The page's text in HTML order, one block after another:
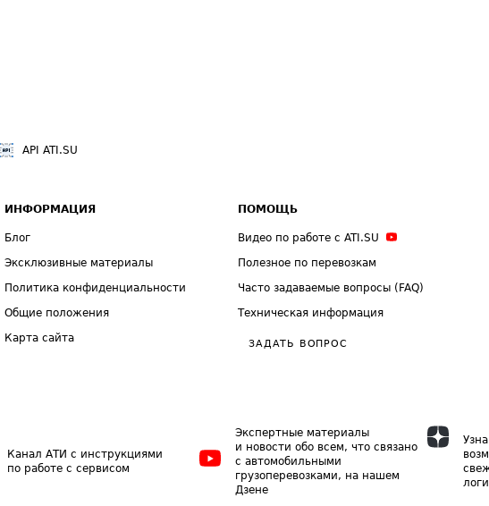
API ATI.SU
ИНФОРМАЦИЯ
Блог
Эксклюзивные материалы
Политика конфиденциальности
Общие положения
Карта сайта
ПОМОЩЬ
Видео по работе с ATI.SU
Полезное по перевозкам
Часто задаваемые вопросы (FAQ)
Техническая информация
ЗАДАТЬ ВОПРОС
Канал АТИ с инструкциями
по работе с сервисом
Экспертные материалы
и новости обо всем, что связано
с автомобильными
грузоперевозками, на нашем
Дзене